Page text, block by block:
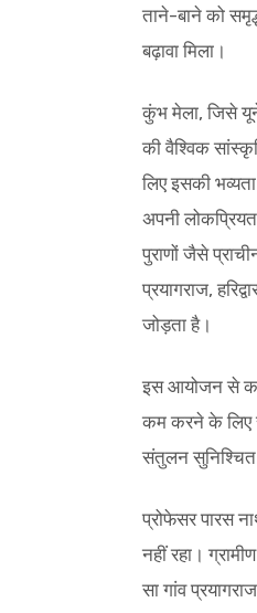
ताने-बाने को
बढ़ावा मिला।
कुंभ मेला, जिसे
की वैश्विक
लिए इसकी
अपनी
पुराणों जैसे
प्रयागराज,
जोड़ता है।
इस आयोजन से कई
कम करने के लिए
संतुलन
प्रोफेसर पारस
नहीं रहा।
सा गांव